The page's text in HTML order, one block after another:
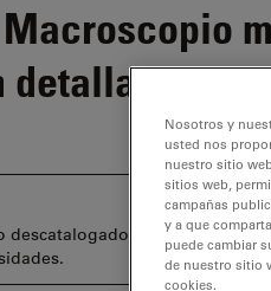
Macroscopio
detalladas
descatalogado y ya no está
Nosotros y
usted nos
nuestro sitio
sitios web,
campañas
y a que
puede cambiar
de nuestro sitio
cookies.